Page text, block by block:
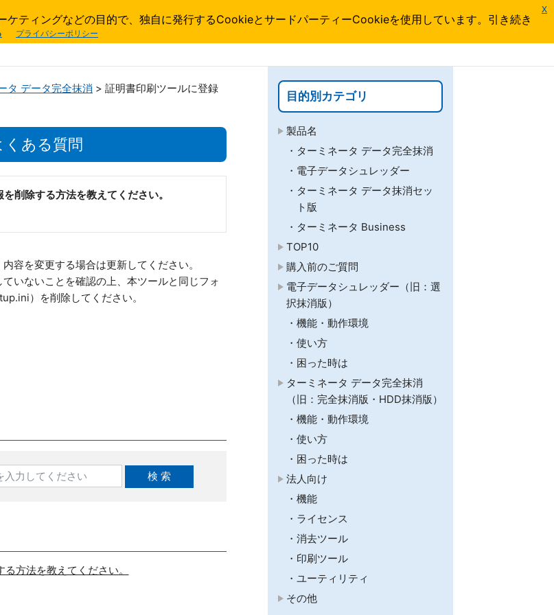
タ データ完全抹消 > 証明書印刷ツールに登録
くある質問
削除する方法を教えてください。
容を変更する場合は更新してください。
いないことを確認の上、本ツールと同じフォ
）を削除してください。
方法を教えてください。
目的別カテゴリ
製品名
ターミネータ データ完全抹消
電子データシュレッダー
ターミネータ データ抹消セッ
ト版
ターミネータ Business
TOP10
購入前のご質問
電子データシュレッダー（旧：選
択抹消版）
機能・動作環境
使い方
困った時は
ターミネータ データ完全抹消
（旧：完全抹消版・HDD抹消版）
機能・動作環境
使い方
困った時は
法人向け
機能
ライセンス
消去ツール
印刷ツール
ユーティリティ
その他
ティングなどの目的で、独自に発行するCookieとサードパーティーCookieを使用しています。引き続き
プライバシーポリシー
x